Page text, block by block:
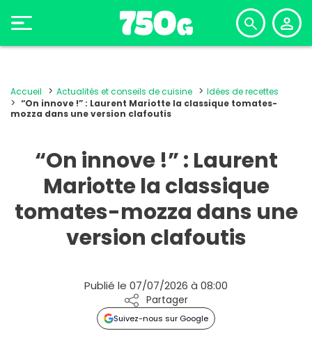
Accueil Actualités et conseils de cuisine
Idées de recettes
“On innove !” : Laurent Mariotte la classique tomates-
mozza dans une version clafoutis
“On innove !” : Laurent
Mariotte la classique
tomates-mozza dans une
version clafoutis
Publié le 07/07/2026 à 08:00
Partager
Suivez-nous sur Google